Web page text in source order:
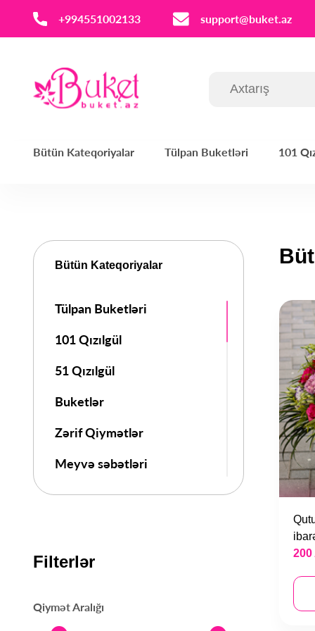
‪+994551002133‬ support@buket.az
Bütün Kateqoriyalar Tülpan Buketləri 101
Bütün Kateqoriyalar
Tülpan Buketləri
101 Qızılgül
51 Qızılgül
Buketlər
Zərif Qiymətlər
Meyvə səbətləri
Güllər
Bilik Günü
14 Fevral
Filterlər
Qiymət Aralığı
200